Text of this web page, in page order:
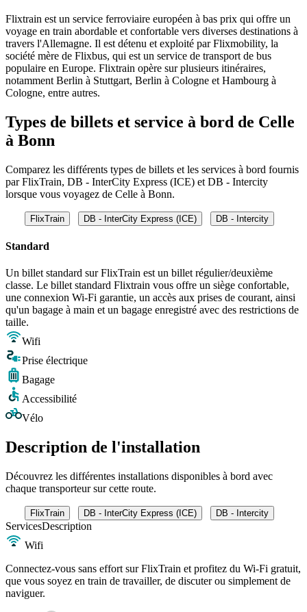
Flixtrain est un service ferroviaire européen à bas prix qui offre un
voyage en train abordable et confortable vers diverses destinations à
travers l'Allemagne. Il est détenu et exploité par Flixmobility, la
société mère de Flixbus, qui est un service de transport de bus
populaire en Europe. Flixtrain opère sur plusieurs itinéraires,
notamment Berlin à Stuttgart, Berlin à Cologne et Hambourg à
Cologne, entre autres.
Types de billets et service à bord de Celle
à Bonn
Comparez les différents types de billets et les services à bord fournis
par FlixTrain, DB - InterCity Express (ICE) et DB - Intercity
lorsque vous voyagez de Celle à Bonn.
FlixTrain DB - InterCity Express (ICE) DB - Intercity
Standard
Un billet standard sur FlixTrain est un billet régulier/deuxième
classe. Le billet standard Flixtrain vous offre un siège confortable,
une connexion Wi-Fi garantie, un accès aux prises de courant, ainsi
qu'un bagage à main et un bagage enregistré avec des restrictions de
taille.
Wifi
Prise électrique
Bagage
Accessibilité
Vélo
Description de l'installation
Découvrez les différentes installations disponibles à bord avec
chaque transporteur sur cette route.
FlixTrain DB - InterCity Express (ICE) DB - Intercity
ServicesDescription
Wifi
Connectez-vous sans effort sur FlixTrain et profitez du Wi-Fi gratuit,
que vous soyez en train de travailler, de discuter ou simplement de
naviguer.